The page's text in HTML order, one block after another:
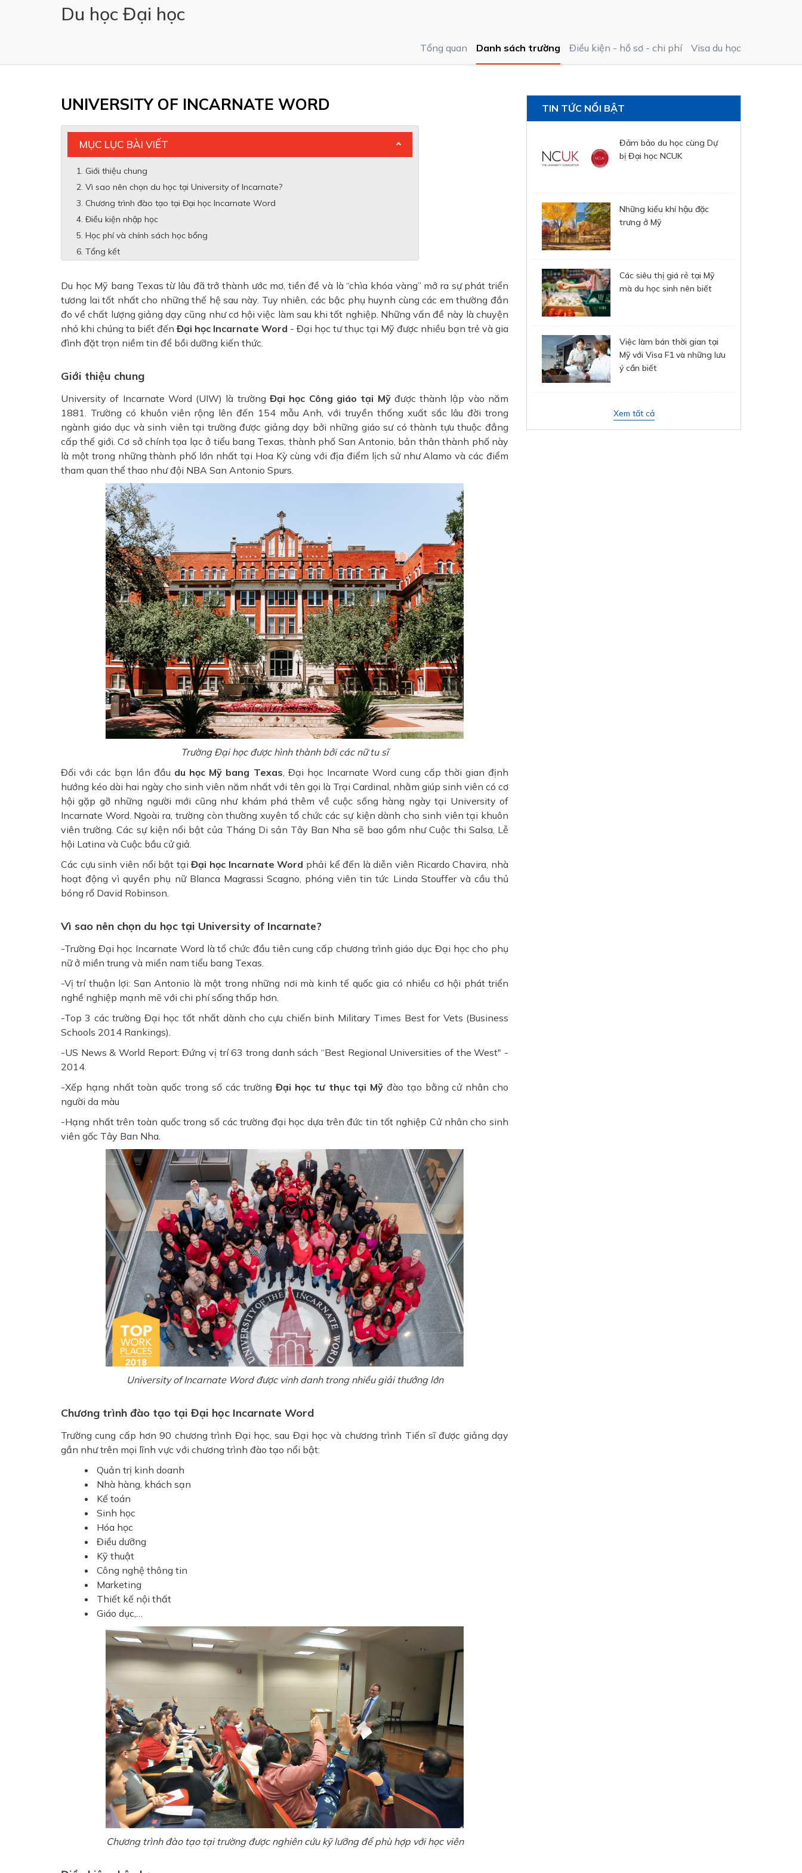
Du học Đại học
Tổng quan Danh sách trường Điều kiện - hồ sơ - chi phí Visa du học
UNIVERSITY OF INCARNATE WORD
MỤC LỤC BÀI VIẾT
Giới thiệu chung
Vì sao nên chọn du học tại University of Incarnate?
Chương trình đào tạo tại Đại học Incarnate Word
Điều kiện nhập học
Học phí và chính sách học bổng
Tổng kết
Du học Mỹ bang Texas từ lâu đã trở thành ước mơ, tiền đề và là “chìa khóa vàng” mở ra sự phát triển
tương lai tốt nhất cho những thế hệ sau này. Tuy nhiên, các bậc phụ huynh cùng các em thường đắn
đo về chất lượng giảng dạy cũng như cơ hội việc làm sau khi tốt nghiệp. Những vấn đề này là chuyện
nhỏ khi chúng ta biết đến Đại học Incarnate Word - Đại học tư thục tại Mỹ được nhiều bạn trẻ và gia
đình đặt trọn niềm tin để bồi dưỡng kiến thức.
Giới thiệu chung
University of Incarnate Word (UIW) là trườngĐại học Công giáo tại Mỹđược thành lập vào năm
1881. Trường có khuôn viên rộng lên đến 154 mẫu Anh, với truyền thống xuất sắc lâu đời trong
ngành giáo dục và sinh viên tại trường được giảng dạy bởi những giáo sư có thành tựu thuộc đẳng
cấp thế giới. Cơ sở chính tọa lạc ở tiểu bang Texas, thành phố San Antonio, bản thân thành phố này
là một trong những thành phố lớn nhất tại Hoa Kỳ cùng với địa điểm lịch sử như Alamo và các điểm
tham quan thể thao như đội NBA San Antonio Spurs.
Trường Đại học được hình thành bởi các nữ tu sĩ
Đối với các bạn lần đầu du học Mỹ bang Texas, Đại học Incarnate Word cung cấp thời gian định
hướng kéo dài hai ngày cho sinh viên năm nhất với tên gọi là Trại Cardinal, nhằm giúp sinh viên có cơ
hội gặp gỡ những người mới cũng như khám phá thêm về cuộc sống hàng ngày tại University of
Incarnate Word. Ngoài ra, trường còn thường xuyên tổ chức các sự kiện dành cho sinh viên tại khuôn
viên trường. Các sự kiện nổi bật của Tháng Di sản Tây Ban Nha sẽ bao gồm như Cuộc thi Salsa, Lễ
hội Latina và Cuộc bầu cử giả.
Các cựu sinh viên nổi bật tạiĐại học Incarnate Word phải kể đến là diễn viên Ricardo Chavira, nhà
hoạt động vì quyền phụ nữ Blanca Magrassi Scagno, phóng viên tin tức Linda Stouffer và cầu thủ
bóng rổ David Robinson.
Vì sao nên chọn du học tại University of Incarnate?
-Trường Đại học Incarnate Word là tổ chức đầu tiên cung cấp chương trình giáo dục Đại học cho phụ
nữ ở miền trung và miền nam tiểu bang Texas.
-Vị trí thuận lợi: San Antonio là một trong những nơi mà kinh tế quốc gia có nhiều cơ hội phát triển
nghề nghiệp mạnh mẽ với chi phí sống thấp hơn.
-Top 3 các trường Đại học tốt nhất dành cho cựu chiến binh Military Times Best for Vets (Business
Schools 2014 Rankings).
-US News & World Report: Đứng vị trí 63 trong danh sách “Best Regional Universities of the West" -
2014.
-Xếp hạng nhất toàn quốc trong số các trường Đại học tư thục tại Mỹ đào tạo bằng cử nhân cho
người da màu
-Hạng nhất trên toàn quốc trong số các trường đại học dựa trên đức tin tốt nghiệp Cử nhân cho sinh
viên gốc Tây Ban Nha.
University of Incarnate Word được vinh danh trong nhiều giải thưởng lớn
Chương trình đào tạo tại Đại học Incarnate Word
Trường cung cấp hơn 90 chương trình Đại học, sau Đại học và chương trình Tiến sĩ được giảng dạy
gần như trên mọi lĩnh vực với chương trình đào tạo nổi bật:
Quản trị kinh doanh
Nhà hàng, khách sạn
Kế toán
Sinh học
Hóa học
Điều dưỡng
Kỹ thuật
Công nghệ thông tin
Marketing
Thiết kế nội thất
Giáo dục,…
Chương trình đào tạo tại trường được nghiên cứu kỹ lưỡng để phù hợp với học viên
TIN TỨC NỔI BẬT
Đảm bảo du học cùng Dự
bị Đại học NCUK
Những kiểu khí hậu đặc
trưng ở Mỹ
Các siêu thị giá rẻ tại Mỹ
mà du học sinh nên biết
Việc làm bán thời gian tại
Mỹ với Visa F1 và những lưu
ý cần biết
Xem tất cả